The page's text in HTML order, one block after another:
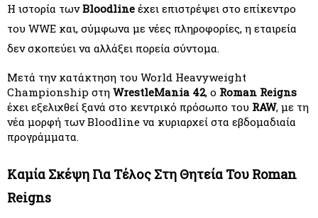
Η ιστορία των Bloodline έχει επιστρέψει στο επίκεντρο
του WWE και, σύμφωνα με νέες πληροφορίες, η εταιρεία
δεν σκοπεύει να αλλάξει πορεία σύντομα.
Μετά την κατάκτηση του World Heavyweight
Championship στη WrestleMania 42, ο Roman Reigns
έχει εξελιχθεί ξανά στο κεντρικό πρόσωπο του RAW, με τη
νέα μορφή των Bloodline να κυριαρχεί στα εβδομαδιαία
προγράμματα.
Καμία Σκέψη Για Τέλος Στη Θητεία Του Roman
Reigns